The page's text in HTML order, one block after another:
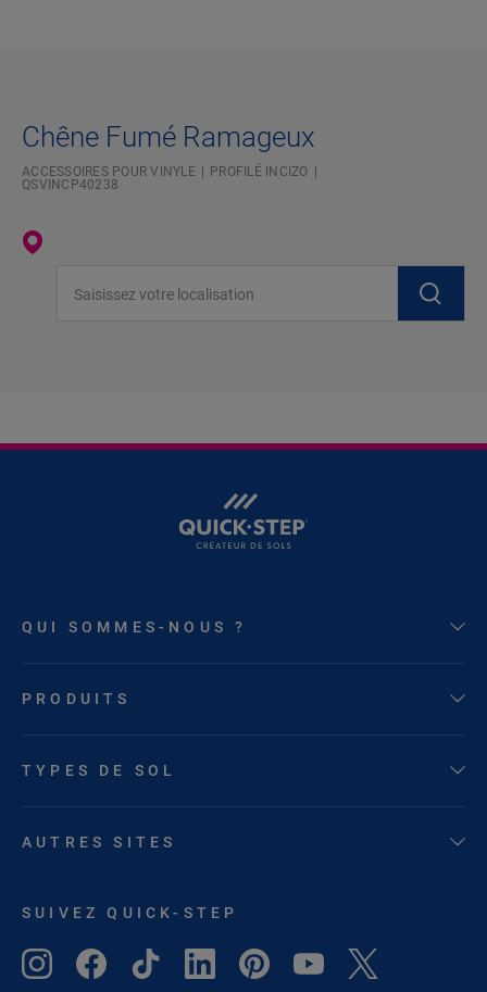
Chêne Fumé Ramageux
ACCESSOIRES POUR VINYLE
PROFILÉ INCIZO
QSVINCP40238
QUI SOMMES-NOUS ?
PRODUITS
TYPES DE SOL
AUTRES SITES
SUIVEZ QUICK-STEP